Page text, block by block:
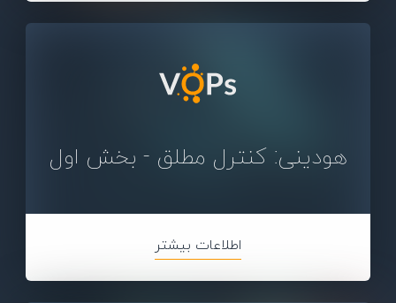
هودینی: کنترل مطلق - بخش اول
اطلاعات بیشتر